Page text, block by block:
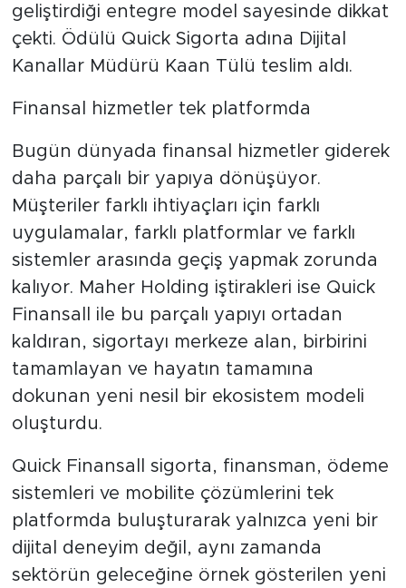
geliştirdiği entegre model sayesinde dikkat
çekti. Ödülü Quick Sigorta adına Dijital
Kanallar Müdürü Kaan Tülü teslim aldı.
Finansal hizmetler tek platformda
Bugün dünyada finansal hizmetler giderek
daha parçalı bir yapıya dönüşüyor.
Müşteriler farklı ihtiyaçları için farklı
uygulamalar, farklı platformlar ve farklı
sistemler arasında geçiş yapmak zorunda
kalıyor. Maher Holding iştirakleri ise Quick
Finansall ile bu parçalı yapıyı ortadan
kaldıran, sigortayı merkeze alan, birbirini
tamamlayan ve hayatın tamamına
dokunan yeni nesil bir ekosistem modeli
oluşturdu.
Quick Finansall sigorta, finansman, ödeme
sistemleri ve mobilite çözümlerini tek
platformda buluşturarak yalnızca yeni bir
dijital deneyim değil, aynı zamanda
sektörün geleceğine örnek gösterilen yeni